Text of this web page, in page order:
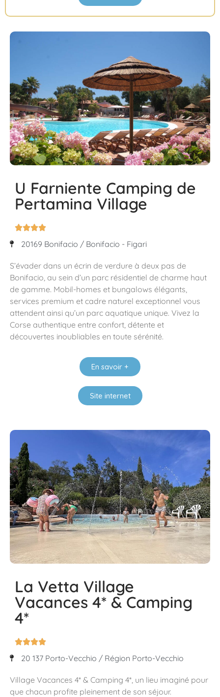
U Farniente Camping de
Pertamina Village

20169 Bonifacio / Bonifacio - Figari
S’évader dans un écrin de verdure à deux pas de
Bonifacio, au sein d’un parc résidentiel de charme haut
de gamme. Mobil-homes et bungalows élégants,
services premium et cadre naturel exceptionnel vous
attendent ainsi qu’un parc aquatique unique. Vivez la
Corse authentique entre confort, détente et
découvertes inoubliables en toute sérénité.
En savoir +
Site internet
La Vetta Village
Vacances 4* & Camping
4*

20 137 Porto-Vecchio / Région Porto-Vecchio
Village Vacances 4* & Camping 4*, un lieu imaginé pour
que chacun profite pleinement de son séjour.